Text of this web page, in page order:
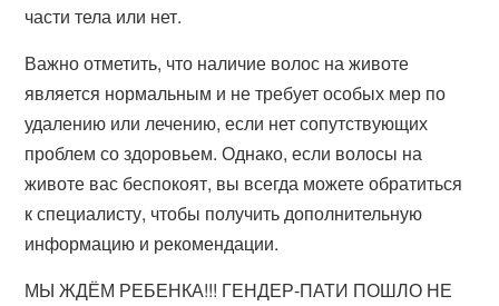
части тела или нет.
Важно отметить, что наличие волос на животе
является нормальным и не требует особых мер по
удалению или лечению, если нет сопутствующих
проблем со здоровьем. Однако, если волосы на
животе вас беспокоят, вы всегда можете обратиться
к специалисту, чтобы получить дополнительную
информацию и рекомендации.
МЫ ЖДЁМ РЕБЕНКА!!! ГЕНДЕР-ПАТИ ПОШЛО НЕ